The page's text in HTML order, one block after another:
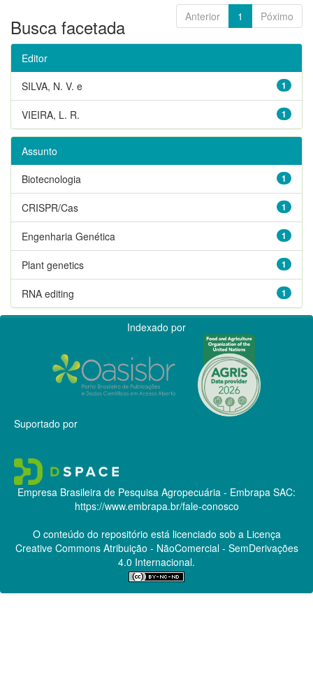
Anterior 1 Póximo
Busca facetada
Editor
1
SILVA, N. V. e
1
VIEIRA, L. R.
Assunto
1
Biotecnologia
1
CRISPR/Cas
1
Engenharia Genética
1
Plant genetics
1
RNA editing
Indexado por
Suportado por
Empresa Brasileira de Pesquisa Agropecuária - Embrapa SAC:
https://www.embrapa.br/fale-conosco
O conteúdo do repositório está licenciado sob a Licença
Creative CommonsAtribuição - NãoComercial - SemDerivações
4.0 Internacional.